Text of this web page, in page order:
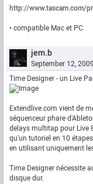
http://www.tascam.com/
• compatible Mac et PC
jem.b
September 12,
Time Designer - un Live
Extendlive.com vient de
séquenceur phare
delays multitap pour Live
qu'un tutoriel en 10
en utilisant uniquement
Time Designer nécessite
disque dur.